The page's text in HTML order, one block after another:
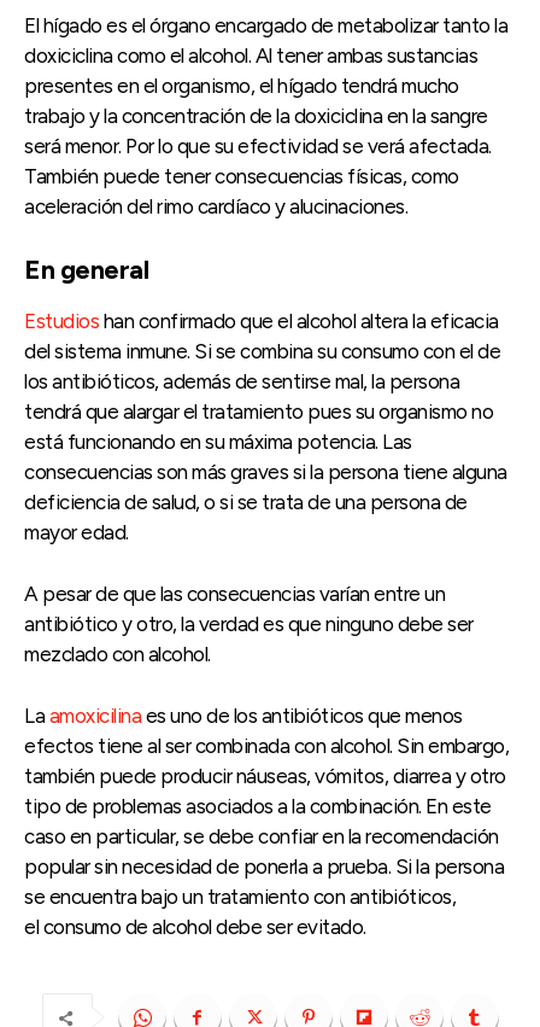
El hígado es el órgano encargado de metabolizar tanto la
doxiciclina como el alcohol. Al tener ambas sustancias
presentes en el organismo, el hígado tendrá mucho
trabajo y la concentración de la doxiciclina en la sangre
será menor. Por lo que su efectividad se verá afectada.
También puede tener consecuencias físicas, como
aceleración del rimo cardíaco y alucinaciones.
En general
Estudios han confirmado que el alcohol altera la eficacia
del sistema inmune. Si se combina su consumo con el de
los antibióticos, además de sentirse mal, la persona
tendrá que alargar el tratamiento pues su organismo no
está funcionando en su máxima potencia. Las
consecuencias son más graves si la persona tiene alguna
deficiencia de salud, o si se trata de una persona de
mayor edad.
A pesar de que las consecuencias varían entre un
antibiótico y otro, la verdad es que ninguno debe ser
mezclado con alcohol.
Laamoxicilina es uno de los antibióticos que menos
efectos tiene al ser combinada con alcohol. Sin embargo,
también puede producir náuseas, vómitos, diarrea y otro
tipo de problemas asociados a la combinación. En este
caso en particular, se debe confiar en la recomendación
popular sin necesidad de ponerla a prueba. Si la persona
se encuentra bajo un tratamiento con antibióticos,
el consumo de alcohol debe ser evitado.